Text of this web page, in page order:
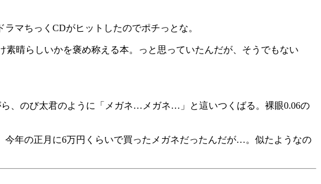
マちっくCDがヒットしたのでポチっとな。
晴らしいかを褒め称える本。っと思っていたんだが、そうでもない
、のび太君のように「メガネ…メガネ…」と這いつくばる。裸眼0.06の
年の正月に6万円くらいで買ったメガネだったんだが…。似たようなの